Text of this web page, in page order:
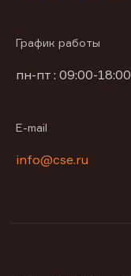
График работы
пн-пт : 09:00-18:00
E-mail
info@cse.ru